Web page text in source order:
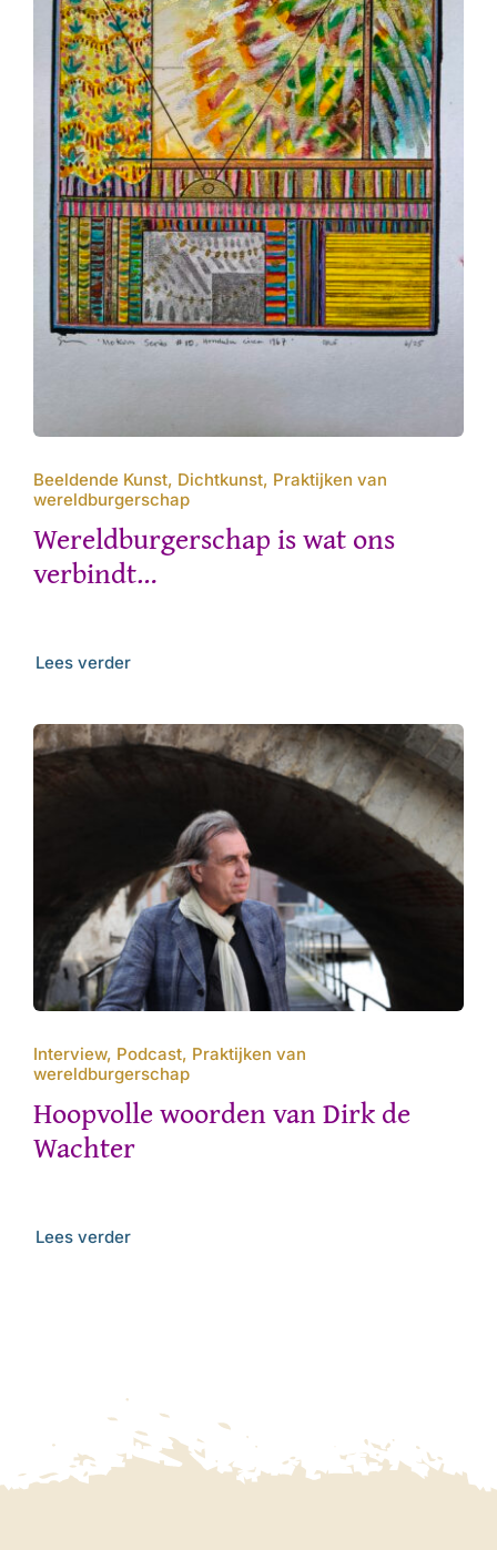
Beeldende Kunst, Dichtkunst, Praktijken van
wereldburgerschap
Wereldburgerschap is wat ons
verbindt…
Lees verder
Interview, Podcast, Praktijken van
wereldburgerschap
Hoopvolle woorden van Dirk de
Wachter
Lees verder